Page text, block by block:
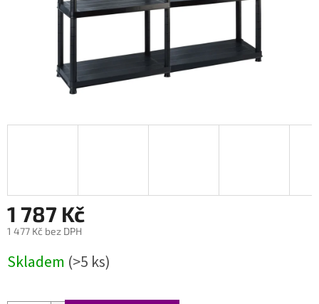
1 787 Kč
1 477 Kč bez DPH
cena:
Skladem (>5 ks)